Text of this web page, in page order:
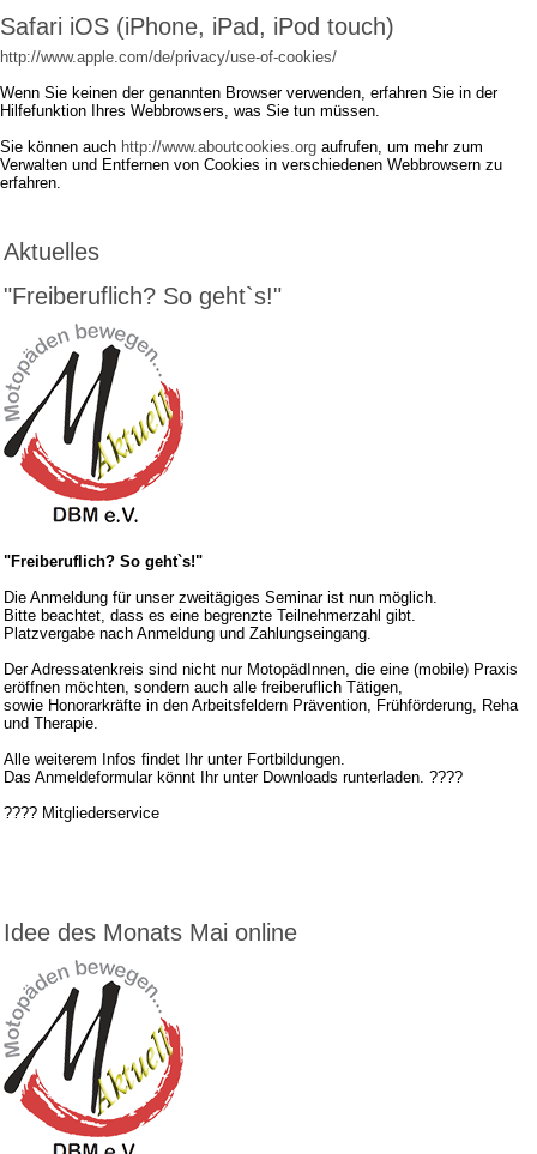
Safari iOS (iPhone, iPad, iPod touch)
http://www.apple.com/de/privacy/use-of-cookies/
Wenn Sie keinen der genannten Browser verwenden, erfahren Sie in der
Hilfefunktion Ihres Webbrowsers, was Sie tun müssen.
Sie können auch http://www.aboutcookies.org aufrufen, um mehr zum
Verwalten und Entfernen von Cookies in verschiedenen Webbrowsern zu
erfahren.
Aktuelles
"Freiberuflich? So geht`s!"
"Freiberuflich? So geht`s!"
Die Anmeldung für unser zweitägiges Seminar ist nun möglich.
Bitte beachtet, dass es eine begrenzte Teilnehmerzahl gibt.
Platzvergabe nach Anmeldung und Zahlungseingang.
Der Adressatenkreis sind nicht nur MotopädInnen, die eine (mobile) Praxis
eröffnen möchten, sondern auch alle freiberuflich Tätigen,
sowie Honorarkräfte in den Arbeitsfeldern Prävention, Frühförderung, Reha
und Therapie.
Alle weiterem Infos findet Ihr unter Fortbildungen.
Das Anmeldeformular könnt Ihr unter Downloads runterladen. ????
???? Mitgliederservice
Idee des Monats Mai online